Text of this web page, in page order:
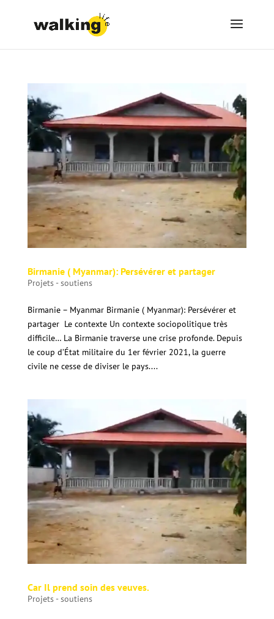
Birmanie ( Myanmar): Persévérer et partager
Projets - soutiens
Birmanie – Myanmar Birmanie ( Myanmar): Persévérer et
partager Le contexte Un contexte sociopolitique très
difficile… La Birmanie traverse une crise profonde. Depuis
le coup d’État militaire du 1er février 2021, la guerre
civile ne cesse de diviser le pays....
Car Il prend soin des veuves.
Projets - soutiens